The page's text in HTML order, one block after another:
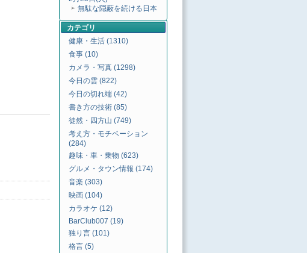
無駄な隠蔽を続ける日本
カテゴリ
健康・生活 (1310)
食事 (10)
カメラ・写真 (1298)
今日の雲 (822)
今日の切れ端 (42)
書き方の技術 (85)
徒然・四方山 (749)
考え方・モチベーション
(284)
趣味・車・乗物 (623)
グルメ・タウン情報 (174)
音楽 (303)
映画 (104)
カラオケ (12)
BarClub007 (19)
独り言 (101)
格言 (5)